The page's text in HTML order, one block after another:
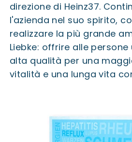
direzione di Heinz37.
l'azienda nel suo spirito,
realizzare la più grande
Liebke: offrire alle
alta qualità per una
vitalità e una lunga vita